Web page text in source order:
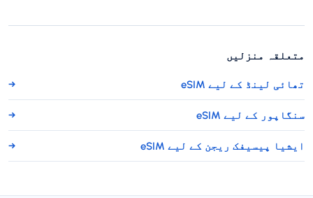
متعلقہ منزلیں
تھائی لینڈ کے لیے eSIM →
سنگاپور کے لیے eSIM →
ایشیا پیسیفک ریجن کے لیے eSIM →